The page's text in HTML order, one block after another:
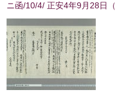
ニ函/10/4/ 正安4年9月28日 （